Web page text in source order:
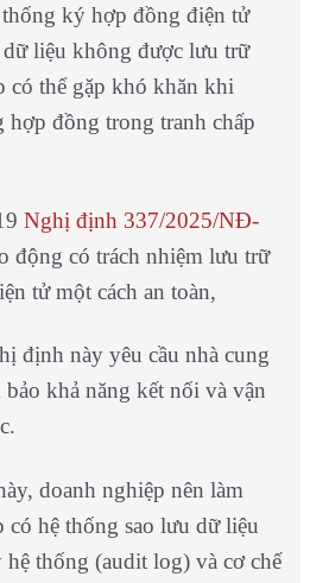
ký hợp đồng điện tử
liệu không được lưu trữ
có thể gặp khó khăn khi
đồng trong tranh chấp
Nghị định 337/2025/NĐ-
động có trách nhiệm lưu trữ
tử một cách an toàn,
định này yêu cầu nhà cung
khả năng kết nối và vận
doanh nghiệp nên làm
có hệ thống sao lưu dữ liệu
thống (audit log) và cơ chế